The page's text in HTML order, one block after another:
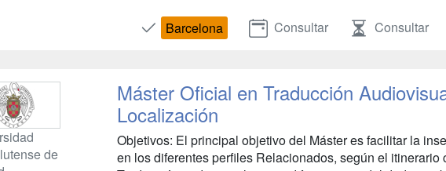
Barcelona Consultar Consultar
de
Máster Oficial en Traducción
Localización
Objetivos: El principal objetivo del Máster es facilitar la
en los diferentes perfiles Relacionados, según el itinerario